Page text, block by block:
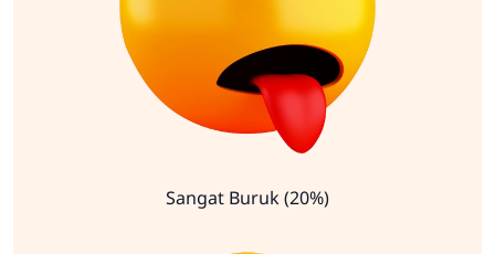
Sangat Buruk (20%)